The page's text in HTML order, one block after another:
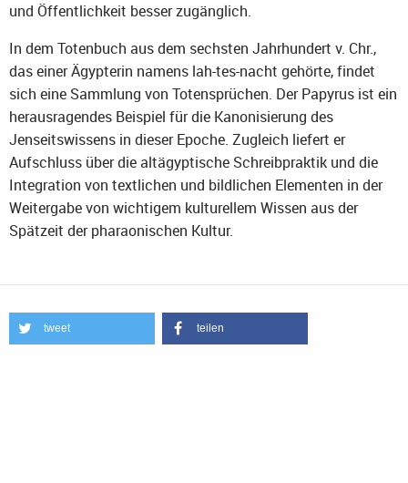
und Öffentlichkeit besser zugänglich.
In dem Totenbuch aus dem sechsten Jahrhundert v. Chr.,
das einer Ägypterin namens lah-tes-nacht gehörte, findet
sich eine Sammlung von Totensprüchen. Der Papyrus ist ein
herausragendes Beispiel für die Kanonisierung des
Jenseitswissens in dieser Epoche. Zugleich liefert er
Aufschluss über die altägyptische Schreibpraktik und die
Integration von textlichen und bildlichen Elementen in der
Weitergabe von wichtigem kulturellem Wissen aus der
Spätzeit der pharaonischen Kultur.
tweet teilen